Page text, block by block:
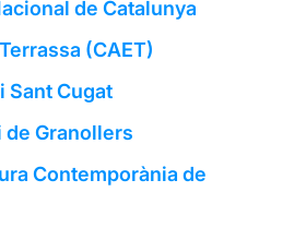
de Catalunya
(CAET)
Sant Cugat
Granollers
Contemporània de